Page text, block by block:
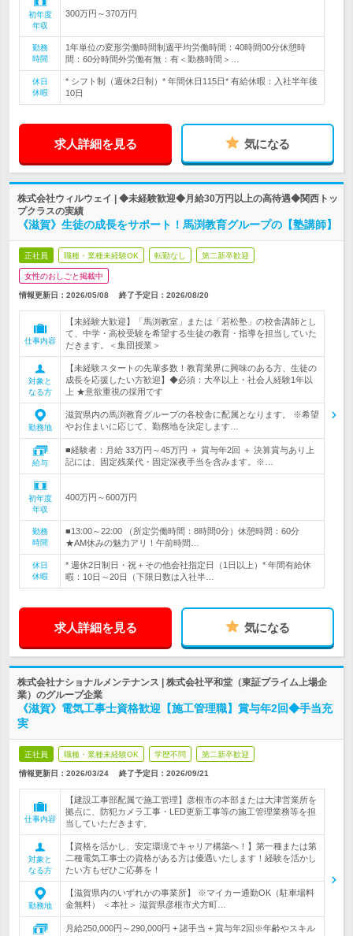
初年度
年収
300万円～370万円
勤務
時間
1年単位の変形労働時間制週平均労働時間：40時間00分休憩時
間：60分時間外労働有無：有＜勤務時間＞…
休日
休暇
* シフト制（週休2日制）* 年間休日115日* 有給休暇：入社半年後
10日
求人詳細を見る 気になる
株式会社ウィルウェイ | ◆未経験歓迎◆月給30万円以上の高待遇◆関西トッ
プクラスの実績
《滋賀》生徒の成長をサポート！馬渕教育グループの【塾講師】
正社員 職種・業種未経験OK 転勤なし 第二新卒歓迎
女性のおしごと掲載中
情報更新日：2026/05/08 終了予定日： 2026/08/20
仕事内容
【未経験大歓迎】「馬渕教室」または「若松塾」の校舎講師とし
て、中学・高校受験を希望する生徒の教育・指導を担当していた
だきます。＜集団授業＞
対象と
なる方
【未経験スタートの先輩多数！教育業界に興味のある方、生徒の
成長を応援したい方歓迎】◆必須：大卒以上・社会人経験1年以
上 ★意欲重視の採用です
勤務地
滋賀県内の馬渕教育グループの各校舎に配属となります。 ※希望
やお住まいに応じて、勤務地を決定します…
給与
■経験者：月給 33万円～45万円 ＋ 賞与年2回 ＋ 決算賞与あり上
記には、固定残業代・固定深夜手当を含みます。※…
初年度
年収
400万円～600万円
勤務
時間
■13:00～22:00 （所定労働時間：8時間0分）休憩時間：60分
★AM休みの魅力アリ！午前時間…
休日
休暇
* 週休2日制日・祝＋その他会社指定日（1日以上）* 年間有給休
暇：10日～20日（下限日数は入社半…
求人詳細を見る 気になる
株式会社ナショナルメンテナンス | 株式会社平和堂（東証プライム上場企
業）のグループ企業
《滋賀》電気工事士資格歓迎【施工管理職】賞与年2回◆手当充
実
正社員 職種・業種未経験OK 学歴不問 第二新卒歓迎
情報更新日：2026/03/24 終了予定日： 2026/09/21
仕事内容
【建設工事部配属で施工管理】彦根市の本部または大津営業所を
拠点に、防犯カメラ工事・LED更新工事等の施工管理業務等を担
当していただきます。
対象と
なる方
【資格を活かし、安定環境でキャリア構築へ！】第一種または第
二種電気工事士の資格がある方は優遇いたします！経験を活かし
たい方もぜひご応募を！
勤務地
【滋賀県内のいずれかの事業所】 ※マイカー通勤OK（駐車場料
金無料） ＜本社＞ 滋賀県彦根市犬方町…
月給250,000円～290,000円 + 諸手当 + 賞与年2回※年齢やスキル